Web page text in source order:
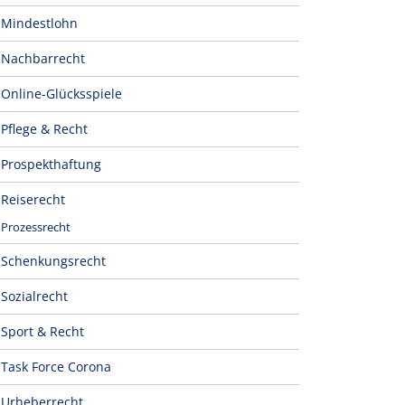
Mindestlohn
Nachbarrecht
Online-Glücksspiele
Pflege & Recht
Prospekthaftung
Reiserecht
Prozessrecht
Schenkungsrecht
Sozialrecht
Sport & Recht
Task Force Corona